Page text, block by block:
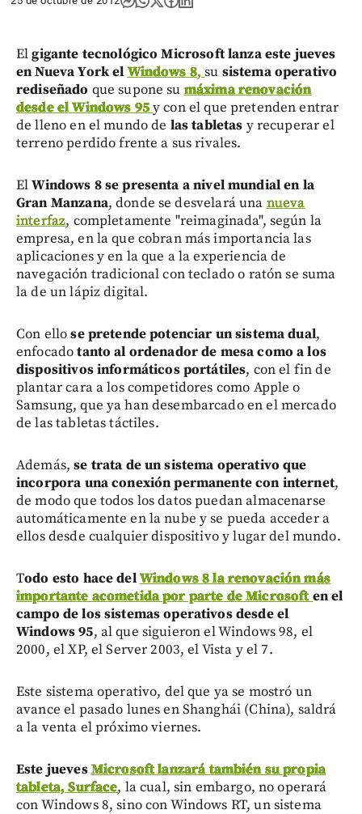
Elgigante tecnológico Microsoftlanza este jueves
en Nueva York el Windows 8,su sistema operativo
rediseñado que supone su máxima renovación
desde el Windows 95y con el que pretenden entrar
de lleno en el mundo de las tabletas y recuperar el
terreno perdido frente a sus rivales.
ElWindows 8 se presenta a nivel mundial en la
Gran Manzana, donde se desvelará una nueva
interfaz, completamente "reimaginada", según la
empresa, en la que cobran más importancia las
aplicaciones y en la que a la experiencia de
navegación tradicional con teclado o ratón se suma
la de un lápiz digital.
Con ellose pretende potenciar un sistema dual,
enfocadotanto al ordenador de mesa como a los
dispositivos informáticos portátiles, con el fin de
plantar cara a los competidores como Apple o
Samsung, que ya han desembarcado en el mercado
de las tabletas táctiles.
Además,se trata de un sistema operativo que
incorpora una conexión permanente con internet,
de modo que todos los datos puedan almacenarse
automáticamente en la nube y se pueda acceder a
ellos desde cualquier dispositivo y lugar del mundo.
Todo esto hace delWindows 8 la renovación más
importante acometida por parte de Microsoft en el
campo de los sistemas operativos desde el
Windows 95, al que siguieron el Windows 98, el
2000, el XP, el Server 2003, el Vista y el 7.
Este sistema operativo, del que ya se mostró un
avance el pasado lunes en Shanghái (China), saldrá
a la venta el próximo viernes.
Este juevesMicrosoft lanzará también su propia
tableta, Surface, la cual, sin embargo, no operará
con Windows 8, sino con Windows RT, un sistema